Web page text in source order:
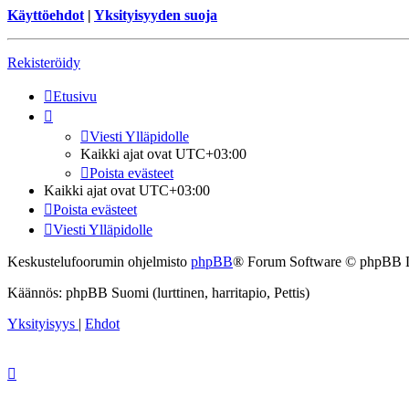
Käyttöehdot | Yksityisyyden suoja
Rekisteröidy
Etusivu
Viesti Ylläpidolle
Kaikki ajat ovat UTC+03:00
Poista evästeet
Kaikki ajat ovat UTC+03:00
Poista evästeet
Viesti Ylläpidolle
Keskustelufoorumin ohjelmisto phpBB® Forum Software © phpBB
Käännös: phpBB Suomi (lurttinen, harritapio, Pettis)
Yksityisyys | Ehdot